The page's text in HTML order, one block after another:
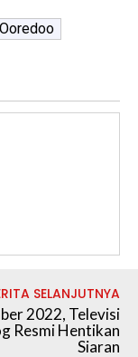
SELANJUTNYA
2022, Televisi
Resmi Hentikan
Siaran